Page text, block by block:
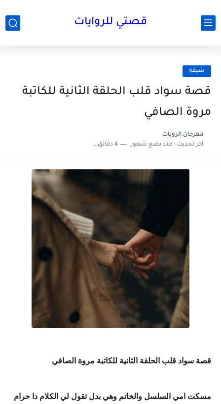
قصتي للروايات
شيقه
قصة سواد قلب الحلقة الثانية للكاتبة
مروة الصافي
مهرجان الرويات
اخر تحديث :منذ بضع شهور 4 دقائق للقراءة
قصة سواد قلب الحلقة الثانية للكاتبة مروة الصافي
مسكت امي السلسل والخاتم وهي بدل تقول لي الكلام دا حرام